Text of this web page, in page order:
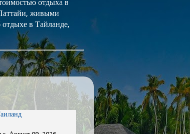
отдыха в
живыми
в Тайланде,